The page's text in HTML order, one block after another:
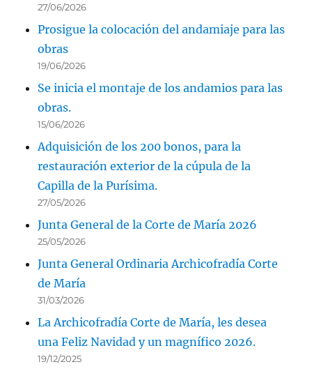
27/06/2026
Prosigue la colocación del andamiaje para las
obras
19/06/2026
Se inicia el montaje de los andamios para las
obras.
15/06/2026
Adquisición de los 200 bonos, para la
restauración exterior de la cúpula de la
Capilla de la Purísima.
27/05/2026
Junta General de la Corte de María 2026
25/05/2026
Junta General Ordinaria Archicofradía Corte
de María
31/03/2026
La Archicofradía Corte de María, les desea
una Feliz Navidad y un magnífico 2026.
19/12/2025